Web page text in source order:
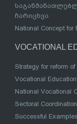
ჩარიცხვა
National Concept for
VOCATIONAL
Strategy for reform
Vocational
National Vocational
Sectoral
Successful Examples